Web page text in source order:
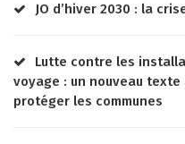
JO d’hiver 2030 : la
Lutte contre les
voyage : un nouveau
protéger les communes